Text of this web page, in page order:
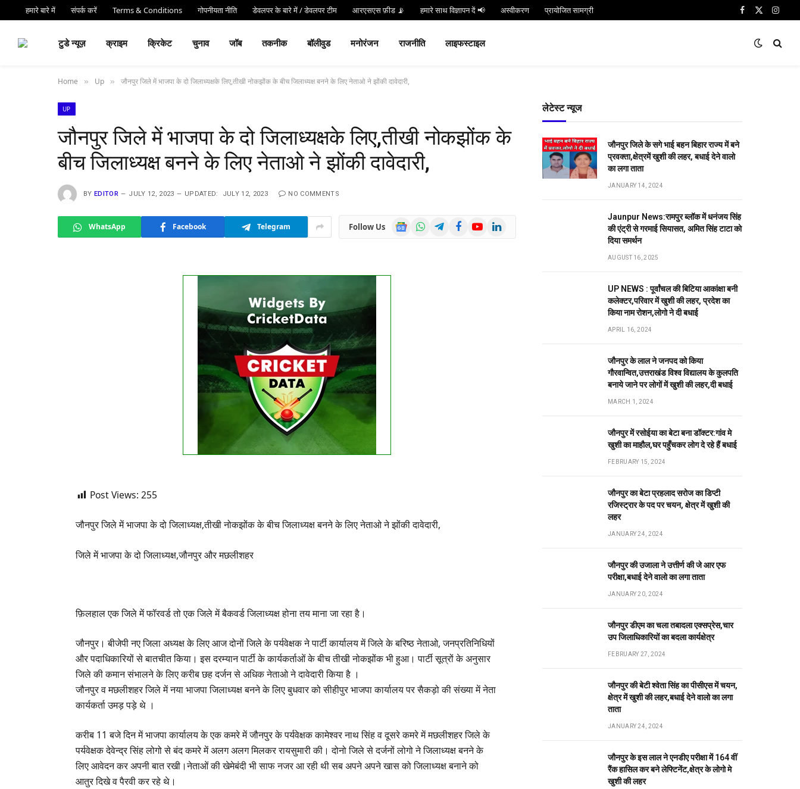
हमारे बारे में संपर्क करें Terms & Conditions गोपनीयता नीति डेवलपर के बारे में / डेवलपर टीम आरएसएस फ़ीड 📡 हमारे साथ विज्ञापन दें 📢 अस्वीकरण प्रायोजित सामग्री Facebook
X
टुडे न्यूज़ क्राइम क्रिकेट चुनाव जॉब तकनीक बॉलीवुड मनोरंजन राजनीति लाइफस्टाइल
Home » Up » जौनपुर जिले में भाजपा के दो जिलाध्यक्षके लिए,तीखी नोकझोंक के बीच जिलाध्यक्ष बनने के लिए नेताओ ने झोंकी दावेदारी,
UP
जौनपुर जिले में भाजपा के दो जिलाध्यक्षके लिए,तीखी नोकझोंक के
बीच जिलाध्यक्ष बनने के लिए नेताओ ने झोंकी दावेदारी,
BY EDITOR JULY 12, 2023 UPDATED: JULY 12, 2023 NO COMMENTS
WhatsApp Facebook Telegram Follow Us
Google
News
WhatsAppTelegramFacebookYouTubeLinkedIn
FIXTURE
No live matches found.
See recent results
See fixtures
Post Views: 255
जौनपुर जिले में भाजपा के दो जिलाध्यक्ष,तीखी नोकझोंक के बीच जिलाध्यक्ष बनने के लिए नेताओ ने झोंकी दावेदारी,
जिले में भाजपा के दो जिलाध्यक्ष,जौनपुर और मछलीशहर
फ़िलहाल एक जिले में फॉरवर्ड तो एक जिले में बैकवर्ड जिलाध्यक्ष होना तय माना जा रहा है।
जौनपुर। बीजेपी नए जिला अध्यक्ष के लिए आज दोनों जिले के पर्यवेक्षक ने पार्टी कार्यालय में जिले के बरिष्ठ नेताओ, जनप्रतिनिधियों
और पदाधिकारियों से बातचीत किया। इस दरम्यान पार्टी के कार्यकर्ताओं के बीच तीखी नोकझोंक भी हुआ। पार्टी सूत्रों के अनुसार
जिले की कमान संभालने के लिए करीब छह दर्जन से अधिक नेताओ ने दावेदारी किया है ।
जौनपुर व मछलीशहर जिले में नया भाजपा जिलाध्यक्ष बनने के लिए बुधवार को सीहीपुर भाजपा कार्यालय पर सैकड़ो की संख्या में नेता
कार्यकर्ता उमड़ पड़े थे ।
करीब 11 बजे दिन में भाजपा कार्यालय के एक कमरे में जौनपुर के पर्यवेक्षक कामेश्वर नाथ सिंह व दूसरे कमरे में मछलीशहर जिले के
पर्यवेक्षक देवेन्द्र सिंह लोगो से बंद कमरे में अलग अलग मिलकर रायसुमारी की। दोनो जिले से दर्जनों लोगो ने जिलाध्यक्ष बनने के
लिए आवेदन कर अपनी बात रखी।नेताओं की खेमेबंदी भी साफ नजर आ रही थी सब अपने अपने खास को जिलाध्यक्ष बनाने को
आतुर दिखे व पैरवी कर रहे थे।
लेटेस्ट न्यूज
जौनपुर जिले के सगे भाई बहन बिहार राज्य में बने
प्रवक्ता,क्षेत्रमें खुशी की लहर, बधाई देने वालो
का लगा ताता
JANUARY 14, 2024
Jaunpur News:रामपुर ब्लॉक में धनंजय सिंह
की एंट्री से गरमाई सियासत, अमित सिंह टाटा को
दिया समर्थन
AUGUST 16, 2025
UP NEWS : पूर्वांचल की बिटिया आकांक्षा बनी
कलेक्टर,परिवार में खुशी की लहर, प्रदेश का
किया नाम रोशन,लोगो ने दी बधाई
APRIL 16, 2024
जौनपुर के लाल ने जनपद को किया
गौरवान्वित,उत्तराखंड विश्व विद्यालय के कुलपति
बनाये जाने पर लोगों में खुशी की लहर,दी बधाई
MARCH 1, 2024
जौनपुर में रसोईया का बेटा बना डॉक्टर:गांव मे
खुशी का माहौल,घर पहुँचकर लोग दे रहे हैं बधाई
FEBRUARY 15, 2024
जौनपुर का बेटा प्रहलाद सरोज का डिप्टी
रजिस्ट्रार के पद पर चयन, क्षेत्र में खुशी की
लहर
JANUARY 24, 2024
जौनपुर की उजाला ने उत्तीर्ण की जे आर एफ
परीक्षा,बधाई देने वालो का लगा ताता
JANUARY 20, 2024
जौनपुर डीएम का चला तबादला एक्सप्रेस,चार
उप जिलाधिकारियों का बदला कार्यक्षेत्र
FEBRUARY 27, 2024
जौनपुर की बेटी श्वेता सिंह का पीसीएस में चयन,
क्षेत्र में खुशी की लहर,बधाई देने वालो का लगा
ताता
JANUARY 24, 2024
जौनपुर के इस लाल ने एनडीए परीक्षा में 164 वीं
रैंक हासिल कर बने लेफ्टिनेंट,क्षेत्र के लोगो मे
खुशी की लहर
⏰ देर न करेंHind 24 TV App डाउनलोड करें और पाएं Live Breaking News!